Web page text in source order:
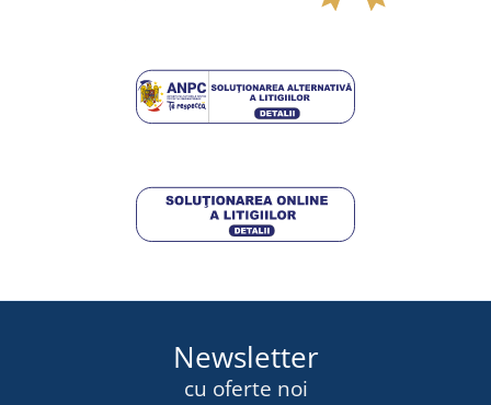
Newsletter
cu oferte noi